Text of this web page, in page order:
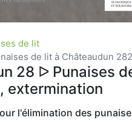
de lit
de lit à Châteaudun
28 ᐅ Punaises
extermination
l'élimination des